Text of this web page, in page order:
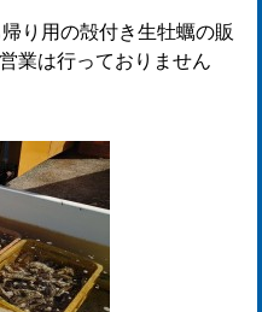
り用の殻付き生牡蠣の販
業は行っておりません